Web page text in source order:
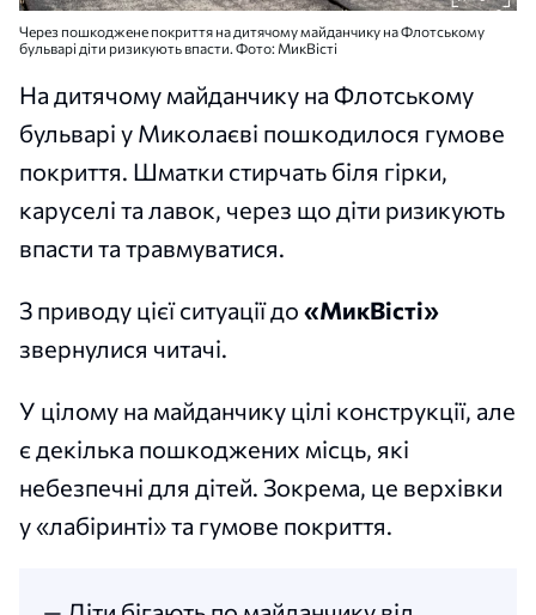
Через пошкоджене покриття на дитячому майданчику на Флотському
бульварі діти ризикують впасти. Фото: МикВісті
На дитячому майданчику на Флотському
бульварі у Миколаєві пошкодилося гумове
покриття. Шматки стирчать біля гірки,
каруселі та лавок, через що діти ризикують
впасти та травмуватися.
З приводу цієї ситуації до «МикВісті»
звернулися читачі.
У цілому на майданчику цілі конструкції, але
є декілька пошкоджених місць, які
небезпечні для дітей. Зокрема, це верхівки
у «лабіринті» та гумове покриття.